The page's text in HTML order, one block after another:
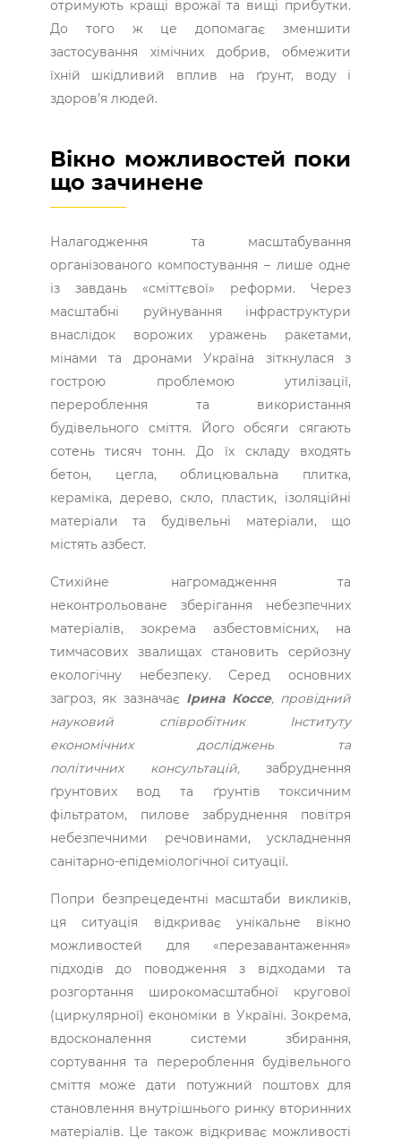
отримують кращі врожаї та вищі прибутки.
До того ж це допомагає зменшити
застосування хімічних добрив, обмежити
їхній шкідливий вплив на ґрунт, воду і
здоров’я людей.
Вікно можливостей поки
що зачинене
Налагодження та масштабування
організованого компостування – лише одне
із завдань «сміттєвої» реформи. Через
масштабні руйнування інфраструктури
внаслідок ворожих уражень ракетами,
мінами та дронами Україна зіткнулася з
гострою проблемою утилізації,
перероблення та використання
будівельного сміття. Його обсяги сягають
сотень тисяч тонн. До їх складу входять
бетон, цегла, облицювальна плитка,
кераміка, дерево, скло, пластик, ізоляційні
матеріали та будівельні матеріали, що
містять азбест.
Стихійне нагромадження та
неконтрольоване зберігання небезпечних
матеріалів, зокрема азбестовмісних, на
тимчасових звалищах становить серйозну
екологічну небезпеку. Серед основних
загроз, як зазначає Ірина Коссе, провідний
науковий співробітник Інституту
економічних досліджень та
політичних
консультацій,забруднення
ґрунтових вод та ґрунтів токсичним
фільтратом, пилове забруднення повітря
небезпечними речовинами, ускладнення
санітарно-епідеміологічної ситуації.
Попри безпрецедентні масштаби викликів,
ця ситуація відкриває унікальне вікно
можливостей для «перезавантаження»
підходів до поводження з відходами та
розгортання широкомасштабної кругової
(циркулярної) економіки в Україні. Зокрема,
вдосконалення системи збирання,
сортування та перероблення будівельного
сміття може дати потужний поштовх для
становлення внутрішнього ринку вторинних
матеріалів. Це також відкриває можливості